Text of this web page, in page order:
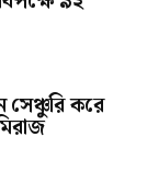
সেঞ্চুরি করে